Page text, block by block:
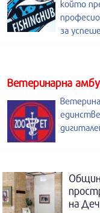
който
за
Ветеринарна
на